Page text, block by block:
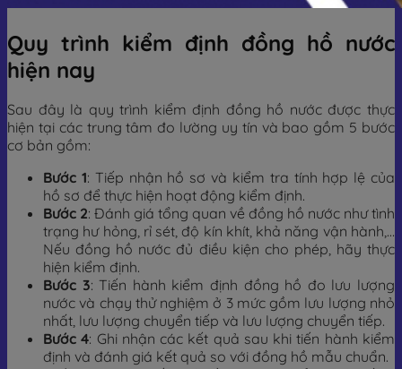
Quy trình kiểm định đồng hồ nước
hiện nay
Sau đây là quy trình kiểm định đồng hồ nước được thực
hiện tại các trung tâm đo lường uy tín và bao gồm 5 bước
cơ bản gồm:
Bước 1: Tiếp nhận hồ sơ và kiểm tra tính hợp lệ của
hồ sơ để thực hiện hoạt động kiểm định.
Bước 2: Đánh giá tổng quan về đồng hồ nước như tình
trạng hư hỏng, rỉ sét, độ kín khít, khả năng vận hành,…
Nếu đồng hồ nước đủ điều kiện cho phép, hãy thực
hiện kiểm định.
Bước 3: Tiến hành kiểm định đồng hồ đo lưu lượng
nước và chạy thử nghiệm ở 3 mức gồm lưu lượng nhỏ
nhất, lưu lượng chuyển tiếp và lưu lượng chuyển tiếp.
Bước 4: Ghi nhận các kết quả sau khi tiến hành kiểm
định và đánh giá kết quả so với đồng hồ mẫu chuẩn.